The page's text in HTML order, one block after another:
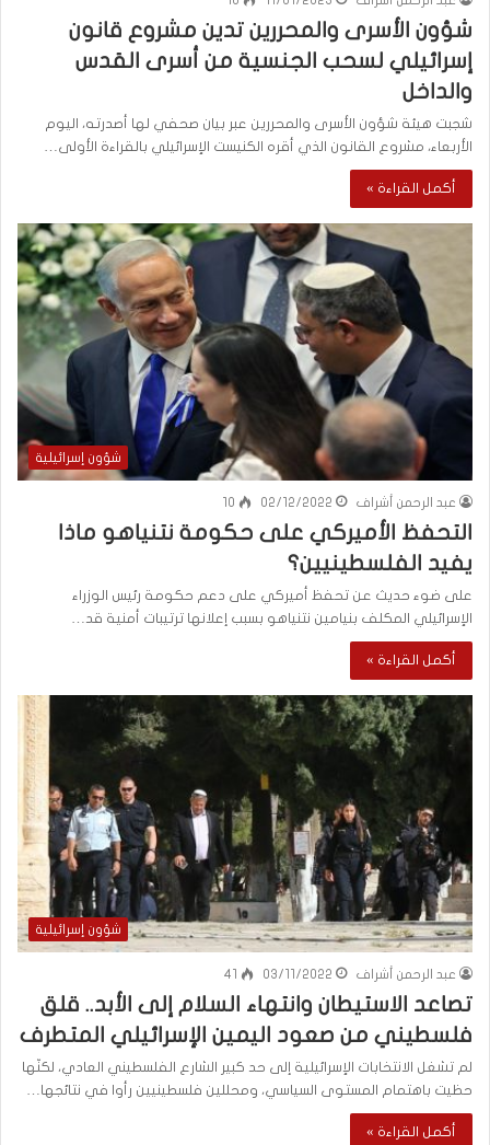
شؤون الأسرى والمحررين تدين مشروع قانون
إسرائيلي لسحب الجنسية من أسرى القدس
والداخل
شجبت هيئة شؤون الأسرى والمحررين عبر بيان صحفي لها أصدرته، اليوم
الأربعاء، مشروع القانون الذي أقره الكنيست الإسرائيلي بالقراءة الأولى…
أكمل القراءة »
شؤون إسرائيلية
عبد الرحمن أشراف 02/12/2022
10
التحفظ الأميركي على حكومة نتنياهو ماذا
يفيد الفلسطينيين؟
على ضوء حديث عن تحفظ أميركي على دعم حكومة رئيس الوزراء
الإسرائيلي المكلف بنيامين نتنياهو بسبب إعلانها ترتيبات أمنية قد…
أكمل القراءة »
شؤون إسرائيلية
عبد الرحمن أشراف 03/11/2022
41
تصاعد الاستيطان وانتهاء السلام إلى الأبد.. قلق
فلسطيني من صعود اليمين الإسرائيلي المتطرف
لم تشغل الانتخابات الإسرائيلية إلى حد كبير الشارع الفلسطيني العادي، لكنّها
حظيت باهتمام المستوى السياسي، ومحللين فلسطينيين رأوا في نتائجها…
أكمل القراءة »